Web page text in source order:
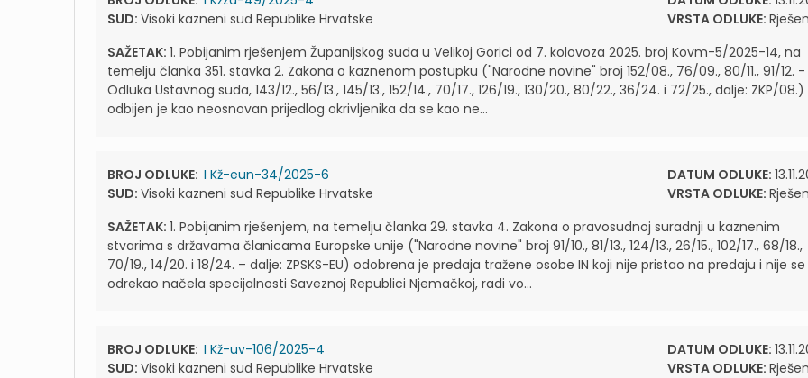
SUD: Visoki kazneni sud Republike Hrvatske
VRSTA ODLUKE:
SAŽETAK: 1. Pobijanim rješenjem Županijskog suda u Velikoj Gorici od 7. kolovoza 2025. broj Kovm-5/2025-14, na
temelju članka 351. stavka 2. Zakona o kaznenom postupku ("Narodne novine" broj 152/08., 76/09., 80/11., 91/12. -
Odluka Ustavnog suda, 143/12., 56/13., 145/13., 152/14., 70/17., 126/19., 130/20., 80/22., 36/24. i 72/25., dalje: ZKP/08.)
odbijen je kao neosnovan prijedlog okrivljenika da se kao ne...
BROJ ODLUKE: I Kž-eun-34/2025-6
SUD: Visoki kazneni sud Republike Hrvatske
DATUM ODLUKE:
VRSTA ODLUKE:
SAŽETAK: 1. Pobijanim rješenjem, na temelju članka 29. stavka 4. Zakona o pravosudnoj suradnji u kaznenim
stvarima s državama članicama Europske unije ("Narodne novine" broj 91/10., 81/13., 124/13., 26/15., 102/17., 68/18.,
70/19., 14/20. i 18/24. – dalje: ZPSKS-EU) odobrena je predaja tražene osobe IN koji nije pristao na predaju i nije se
odrekao načela specijalnosti Saveznoj Republici Njemačkoj, radi vo...
BROJ ODLUKE: I Kž-uv-106/2025-4
SUD: Visoki kazneni sud Republike Hrvatske
DATUM ODLUKE:
VRSTA ODLUKE: